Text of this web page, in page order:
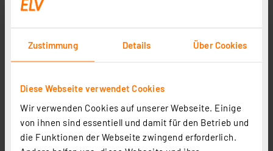
Zustimmung Details Über Cookies
Diese Webseite verwendet Cookies
Wir verwenden Cookies auf unserer Webseite. Einige
von ihnen sind essentiell und damit für den Betrieb und
die Funktionen der Webseite zwingend erforderlich.
Artikel-Nr. 258164
Informationen zu Versandkosten